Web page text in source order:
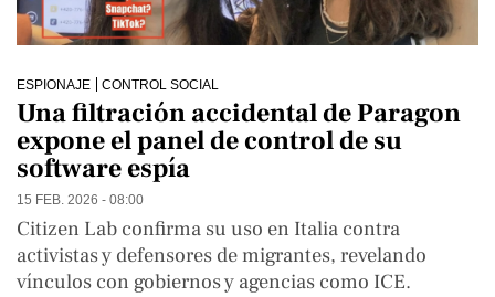
ESPIONAJE CONTROL SOCIAL
Una filtración accidental de Paragon
expone el panel de control de su
software espía
15 FEB. 2026 - 08:00
Citizen Lab confirma su uso en Italia contra
activistas y defensores de migrantes, revelando
vínculos con gobiernos y agencias como ICE.